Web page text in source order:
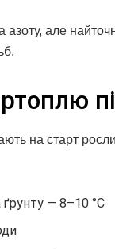
але
на старт
— 8–10 °C